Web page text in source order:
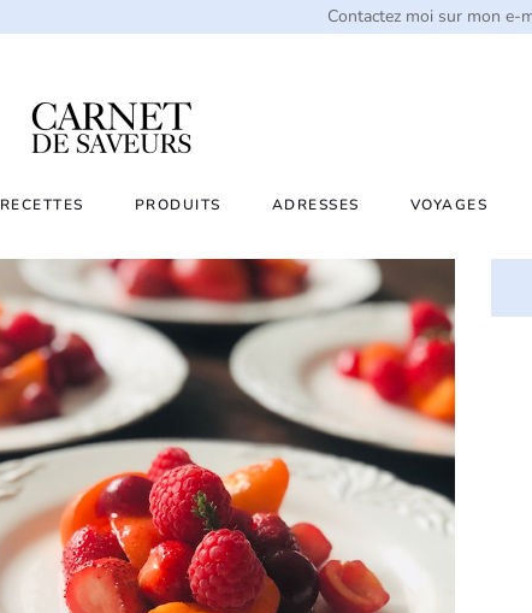
Contactez moi sur mon e-
RECETTES PRODUITS ADRESSES VOYAGES